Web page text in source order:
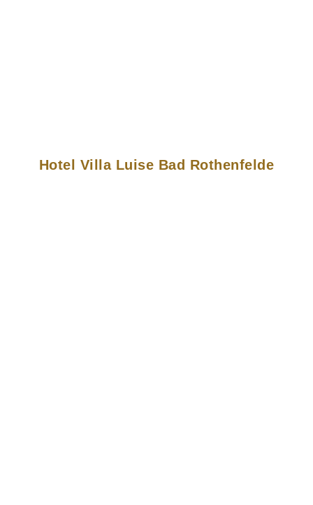
Hotel Villa Luise Bad Rothenfelde